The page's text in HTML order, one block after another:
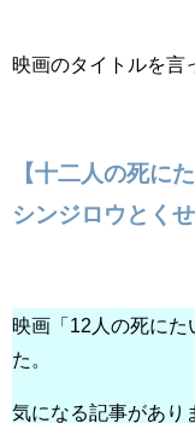
映画のタイトルを言
【十二人の死に
シンジロウとく
映画「12人の死にた
た。
気になる記事があり